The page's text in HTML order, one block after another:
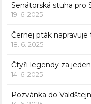
Senátorská stuha pro
19. 6. 2025
Černej pták
18. 6. 2025
Čtyři legendy za
14. 6. 2025
Pozvánka do